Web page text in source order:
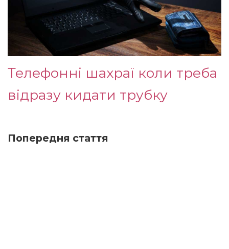
Телефонні шахраї коли треба
відразу кидати трубку
Попередня стаття